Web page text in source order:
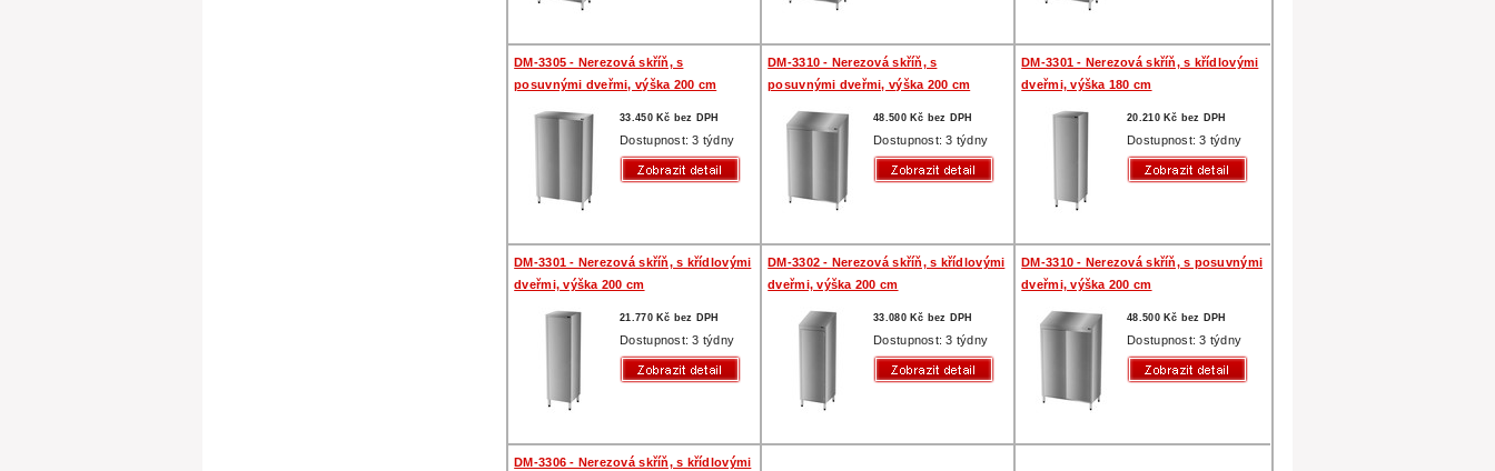
DM-3305 - Nerezová skříň, s
posuvnými dveřmi, výška 200 cm
33.450 Kč bez DPH
Dostupnost: 3 týdny
DM-3310 - Nerezová skříň, s
posuvnými dveřmi, výška 200 cm
48.500 Kč bez DPH
Dostupnost: 3 týdny
DM-3301 - Nerezová skříň, s křídlovými
dveřmi, výška 180 cm
20.210 Kč bez DPH
Dostupnost: 3 týdny
DM-3301 - Nerezová skříň, s křídlovými
dveřmi, výška 200 cm
21.770 Kč bez DPH
Dostupnost: 3 týdny
DM-3302 - Nerezová skříň, s křídlovými
dveřmi, výška 200 cm
33.080 Kč bez DPH
Dostupnost: 3 týdny
DM-3310 - Nerezová skříň, s posuvnými
dveřmi, výška 200 cm
48.500 Kč bez DPH
Dostupnost: 3 týdny
DM-3306 - Nerezová skříň, s křídlovými